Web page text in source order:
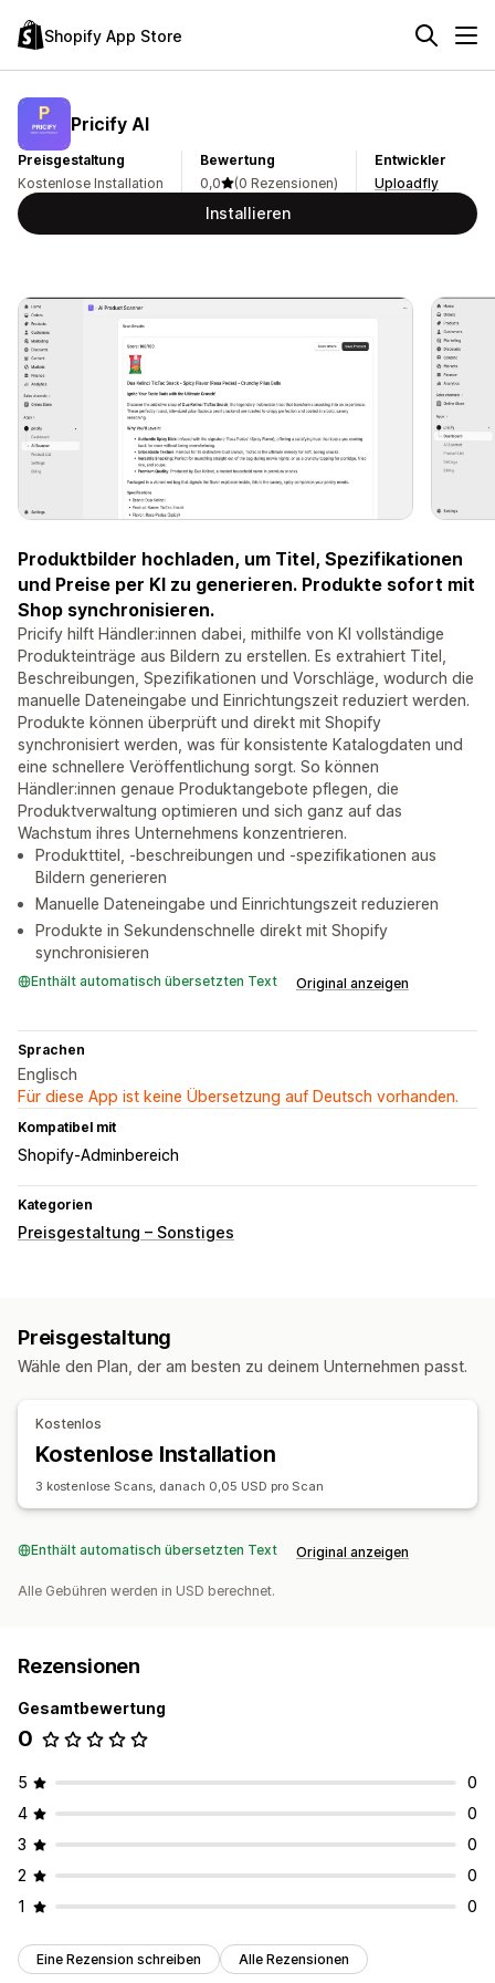
Shopify App Store
Pricify AI
Preisgestaltung
Kostenlose Installation
Bewertung
0,0
(0 Rezensionen)
Entwickler
Uploadfly
Installieren
Produktbilder hochladen, um Titel, Spezifikationen
und Preise per KI zu generieren. Produkte sofort mit
Shop synchronisieren.
Pricify hilft Händler:innen dabei, mithilfe von KI vollständige
Produkteinträge aus Bildern zu erstellen. Es extrahiert Titel,
Beschreibungen, Spezifikationen und Vorschläge, wodurch die
manuelle Dateneingabe und Einrichtungszeit reduziert werden.
Produkte können überprüft und direkt mit Shopify
synchronisiert werden, was für konsistente Katalogdaten und
eine schnellere Veröffentlichung sorgt. So können
Händler:innen genaue Produktangebote pflegen, die
Produktverwaltung optimieren und sich ganz auf das
Wachstum ihres Unternehmens konzentrieren.
Produkttitel, -beschreibungen und -spezifikationen aus
Bildern generieren
Manuelle Dateneingabe und Einrichtungszeit reduzieren
Produkte in Sekundenschnelle direkt mit Shopify
synchronisieren
Enthält automatisch übersetzten Text Original anzeigen
Sprachen
Englisch
Für diese App ist keine Übersetzung auf Deutsch vorhanden.
Kompatibel mit
Shopify-Adminbereich
Kategorien
Preisgestaltung – Sonstiges
Preisgestaltung
Wähle den Plan, der am besten zu deinem Unternehmen passt.
Kostenlos
Kostenlose Installation
3 kostenlose Scans, danach 0,05 USD pro Scan
Enthält automatisch übersetzten Text Original anzeigen
Alle Gebühren werden in USD berechnet.
Rezensionen
Gesamtbewertung
0
5
0
4
0
3
0
2
0
1
0
Eine Rezension schreiben Alle Rezensionen